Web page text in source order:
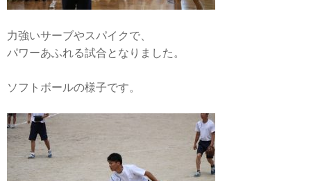
力強いサーブやスパイクで、
パワーあふれる試合となりました。
ソフトボールの様子です。